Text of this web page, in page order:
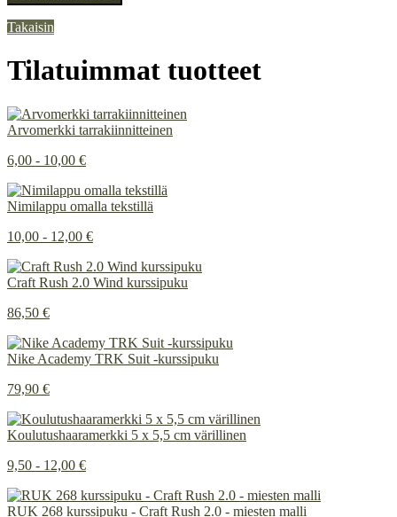
Takaisin
Tilatuimmat tuotteet
Arvomerkki tarrakiinnitteinen
6,00 - 10,00 €
Nimilappu omalla tekstillä
10,00 - 12,00 €
Craft Rush 2.0 Wind kurssipuku
86,50 €
Nike Academy TRK Suit -kurssipuku
79,90 €
Koulutushaaramerkki 5 x 5,5 cm värillinen
9,50 - 12,00 €
RUK 268 kurssipuku - Craft Rush 2.0 - miesten malli